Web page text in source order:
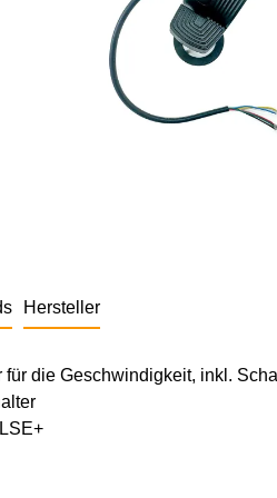
Hersteller
für die Geschwindigkeit, inkl.